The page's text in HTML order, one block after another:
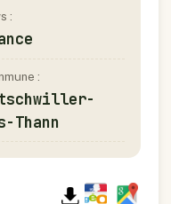
:
:
Thann